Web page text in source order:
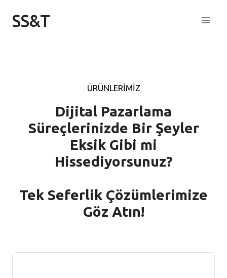
SS&T
ÜRÜNLERIMİZ
Dijital Pazarlama
Süreçlerinizde Bir Şeyler
Eksik Gibi mi
Hissediyorsunuz?
Tek Seferlik Çözümlerimize
Göz Atın!